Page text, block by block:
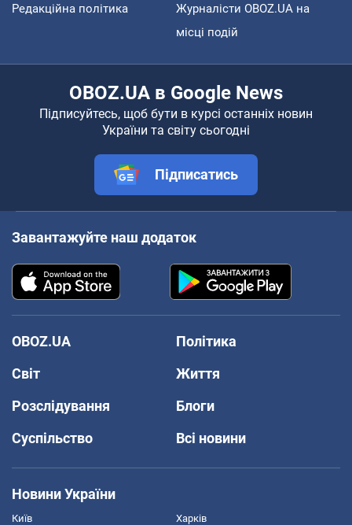
Редакційна політика
Журналісти OBOZ.UA на
місці подій
OBOZ.UA в Google News
Підписуйтесь, щоб бути в курсі останніх новин
України та світу сьогодні
Підписатись
Завантажуйте наш додаток
OBOZ.UA
Політика
Світ
Життя
Розслідування
Блоги
Суспільство
Всі новини
Новини України
Київ Харків